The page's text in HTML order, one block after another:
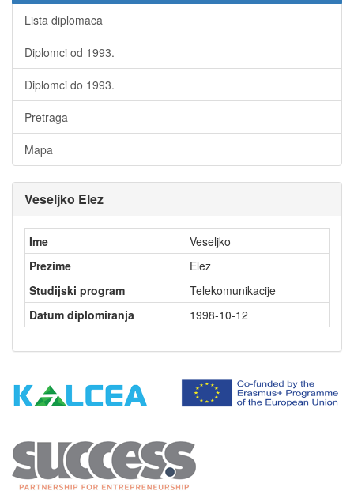
Lista diplomaca
Diplomci od 1993.
Diplomci do 1993.
Pretraga
Mapa
Veseljko Elez
Ime
Veseljko
Prezime
Elez
Studijski program
Telekomunikacije
Datum diplomiranja
1998-10-12